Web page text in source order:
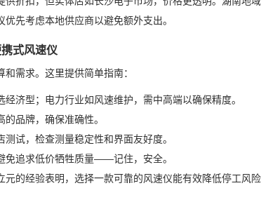
先考虑本地供应商以避免额外支出。
式风速仪
需求。这里提供简单指南：
经济型；电力行业如风速维护，需中高端以确保精度。
的品牌，确保准确性。
测试，检查测量稳定性和界面友好度。
免追求低价牺牲质量——记住，安全。
元的经验表明，选择一款可靠的风速仪能有效降低停工风